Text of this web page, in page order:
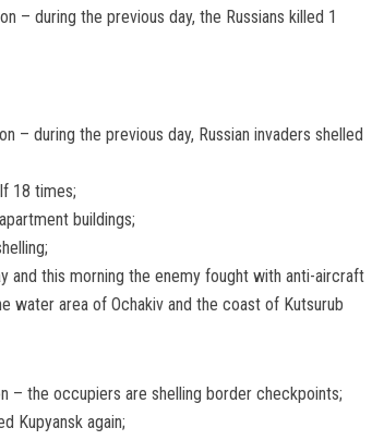
– during the previous day, the Russians killed 1
– during the previous day, Russian invaders shelled
18 times;
buildings;
and this morning the enemy fought with anti-aircraft
water area of Ochakiv and the coast of Kutsurub
– the occupiers are shelling border checkpoints;
Kupyansk again;